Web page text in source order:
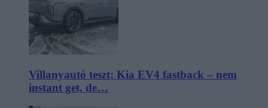
Villanyautó teszt: Kia EV4 fastback – nem
instant get, de…